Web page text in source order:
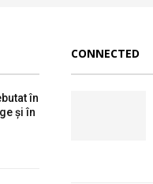
în
și în
CONNECTED